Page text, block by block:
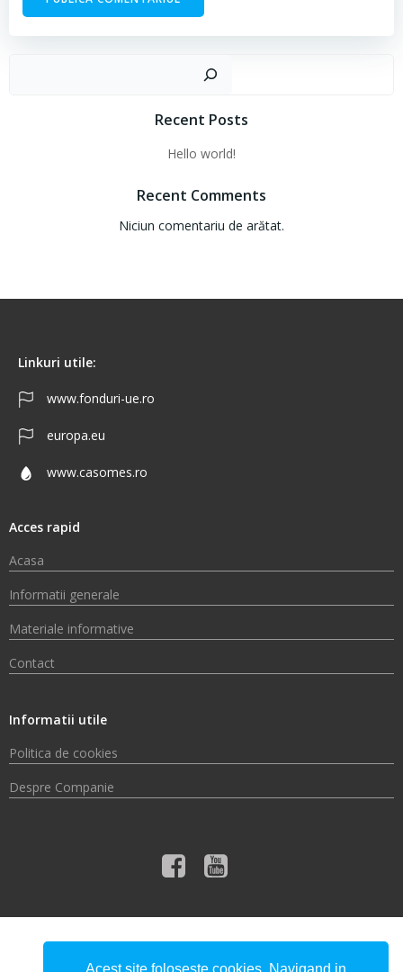
Recent Posts
Hello world!
Recent Comments
Niciun comentariu de arătat.
Linkuri utile:
www.fonduri-ue.ro
europa.eu
www.casomes.ro
Acces rapid
Acasa
Informatii generale
Materiale informative
Contact
Informatii utile
Politica de cookies
Despre Companie
© 2026 Compania de Apă Someș S.A.
Acest site foloseste cookies. Navigand in